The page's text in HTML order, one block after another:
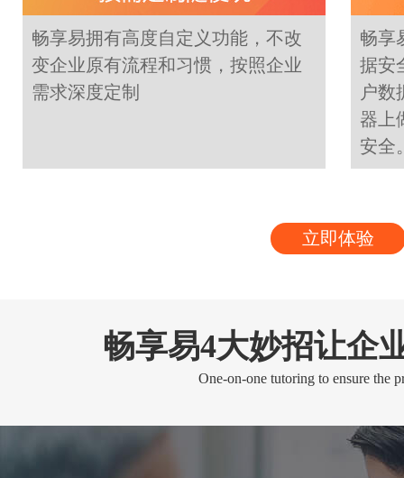
畅享易拥有高度自定义功能，不改
变企业原有流程和习惯，按照企业
需求深度定制
畅享
据安
户数
器上
安全
立即体验
畅享易4大妙招让企
One-on-one tutoring to ensure the